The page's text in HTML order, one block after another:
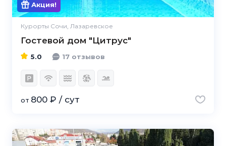
Акция!
Курорты Сочи, Лазаревское
Гостевой дом "Цитрус"
5.0 17 отзывов
от 800 ₽ / сут